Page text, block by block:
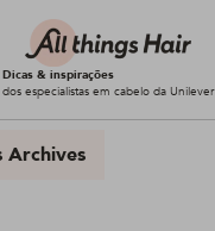
Dicas & inspirações
dos especialistas em cabelo da Unilever
Archives